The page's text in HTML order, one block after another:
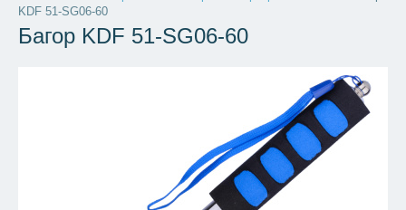
KDF 51-SG06-60
Багор KDF 51-SG06-60